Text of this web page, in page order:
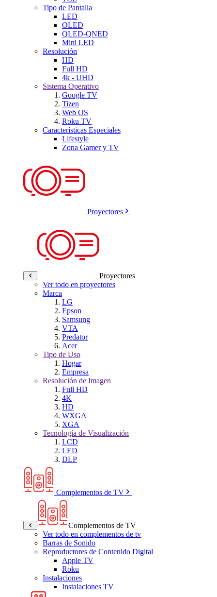
Tipo de Pantalla
LED
OLED
QLED-QNED
Mini LED
Resolución
HD
Full HD
4k - UHD
Sistema Operativo
Google TV
Tizen
Web OS
Roku TV
Características Especiales
Lifestyle
Zona Gamer y TV
Proyectores
Proyectores
Ver todo en proyectores
Marca
LG
Epson
Samsung
VTA
Predator
Acer
Tipo de Uso
Hogar
Empresa
Resolución de Imagen
Full HD
4K
HD
WXGA
XGA
Tecnología de Visualización
LCD
LED
DLP
Complementos de TV
Complementos de TV
Ver todo en complementos de tv
Barras de Sonido
Reproductores de Contenido Digital
Apple TV
Roku
Instalaciones
Instalaciones TV